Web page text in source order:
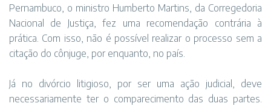
Pernambuco, o ministro Humberto Martins, da Corregedoria
Nacional de Justiça, fez uma recomendação contrária à
prática. Com isso, não é possível realizar o processo sem a
citação do cônjuge, por enquanto, no país.
Já no divórcio litigioso, por ser uma ação judicial, deve
necessariamente ter o comparecimento das duas partes.